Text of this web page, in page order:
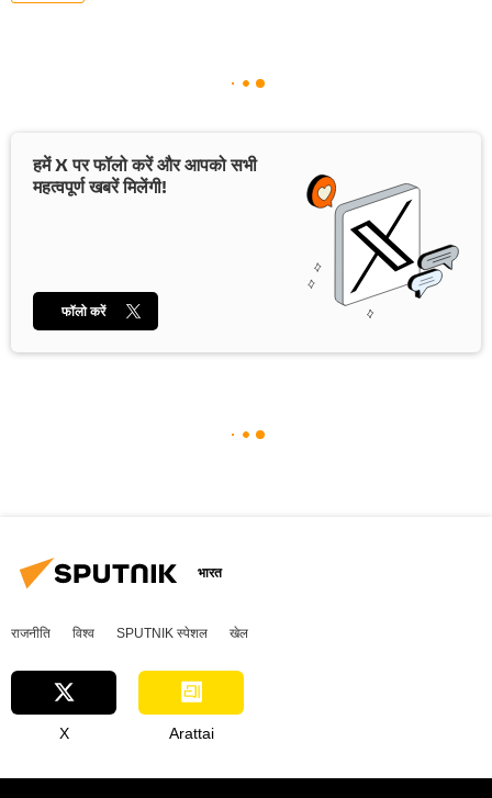
हमें X पर फॉलो करें और आपको सभी
महत्वपूर्ण खबरें मिलेंगी!
फॉलो करें
भारत
राजनीति विश्व SPUTNIK स्पेशल खेल
X Arattai